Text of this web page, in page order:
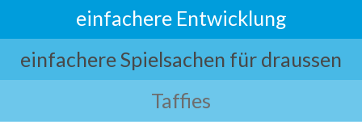
einfachere Entwicklung
einfachere Spielsachen für draussen
Taffies